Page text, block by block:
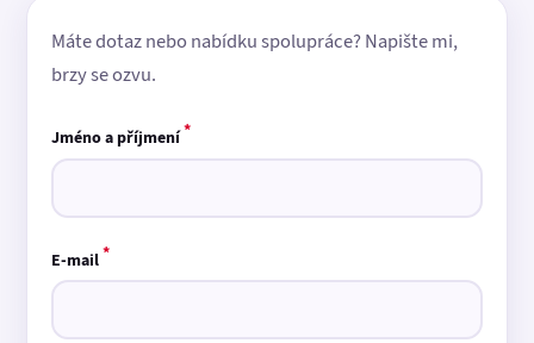
Máte dotaz nebo nabídku spolupráce? Napište mi,
brzy se ozvu.
Jméno a příjmení*
E-mail*